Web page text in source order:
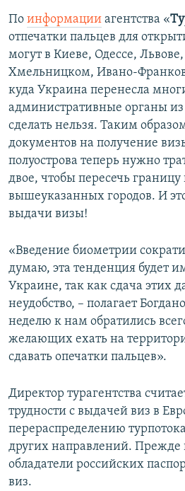
По информации агентства «
отпечатки пальцев для
могут в Киеве, Одессе,
Хмельницком, Ивано-
куда Украина перенесла
административные органы
сделать нельзя. Таким
документов на получение
полуострова теперь нужно
двое, чтобы пересечь границу
вышеуказанных городов. И
выдачи визы!
«Введение биометрии
думаю, эта тенденция будет
Украине, так как сдача этих
неудобство, – полагает
неделю к нам обратились
желающих ехать на
сдавать опечатки пальцев».
Директор турагентства
трудности с выдачей виз в
перераспределению
других направлений. Прежде
обладатели российских
виз.